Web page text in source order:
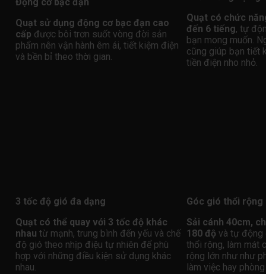
Quạt sử dụng động cơ bạc đạn cao
cấp được bôi trơn suốt vòng đời sản
phẩm nên vận hành êm ái, tiết kiệm điện
và bền bỉ theo thời gian.
Quạt có chức
đến 6 tiếng, tự
bạn mong muốn.
cũng giúp bạn tiết
tiền điện nho nhỏ.
3 tốc độ gió đa dạng
Quạt có thể quay với 3 tốc độ khác
nhau từ mạnh, trung bình đến yếu và chế
độ gió theo nhịp điệu tự nhiên để phù
hợp với những điều kiện sử dụng khác
nhau.
Góc gió thổi rộng
Sải cánh 40cm,
180 độ và tự động
thổi rộng, làm mát
rộng lớn như như
làm việc hay